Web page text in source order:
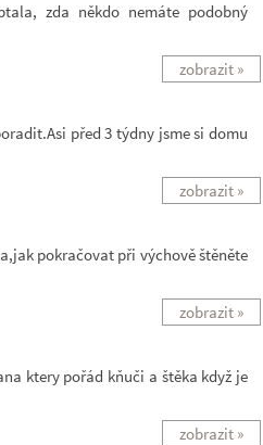
zda někdo nemáte podobný
zobrazit »
před 3 týdny jsme si domu
zobrazit »
pokračovat při výchově štěněte
zobrazit »
ktery pořád kňuči a štěka když je
zobrazit »